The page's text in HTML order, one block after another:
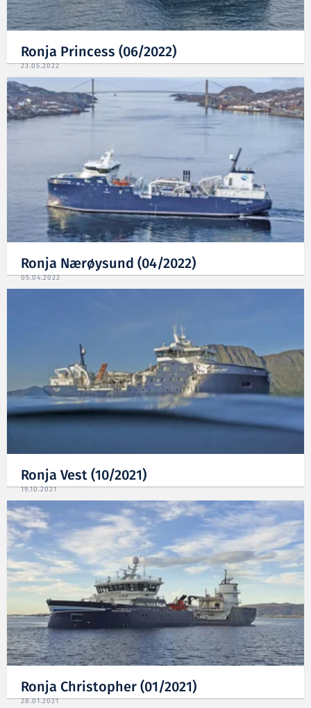
Ronja Princess (06/2022)
23.05.2022
Ronja Nærøysund (04/2022)
05.04.2022
Ronja Vest (10/2021)
19.10.2021
Ronja Christopher (01/2021)
28.01.2021